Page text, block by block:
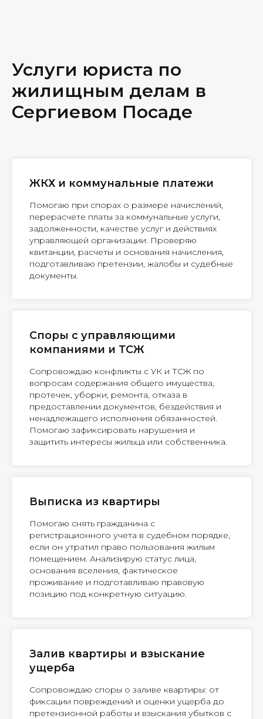
Услуги юриста по
жилищным делам в
Сергиевом Посаде
ЖКХ и коммунальные платежи
Помогаю при спорах о размере начислений,
перерасчете платы за коммунальные услуги,
задолженности, качестве услуг и действиях
управляющей организации. Проверяю
квитанции, расчеты и основания начисления,
подготавливаю претензии, жалобы и судебные
документы.
Споры с управляющими
компаниями и ТСЖ
Сопровождаю конфликты с УК и ТСЖ по
вопросам содержания общего имущества,
протечек, уборки, ремонта, отказа в
предоставлении документов, бездействия и
ненадлежащего исполнения обязанностей.
Помогаю зафиксировать нарушения и
защитить интересы жильца или собственника.
Выписка из квартиры
Помогаю снять гражданина с
регистрационного учета в судебном порядке,
если он утратил право пользования жилым
помещением. Анализирую статус лица,
основания вселения, фактическое
проживание и подготавливаю правовую
позицию под конкретную ситуацию.
Залив квартиры и взыскание
ущерба
Сопровождаю споры о заливе квартиры: от
фиксации повреждений и оценки ущерба до
претензионной работы и взыскания убытков с